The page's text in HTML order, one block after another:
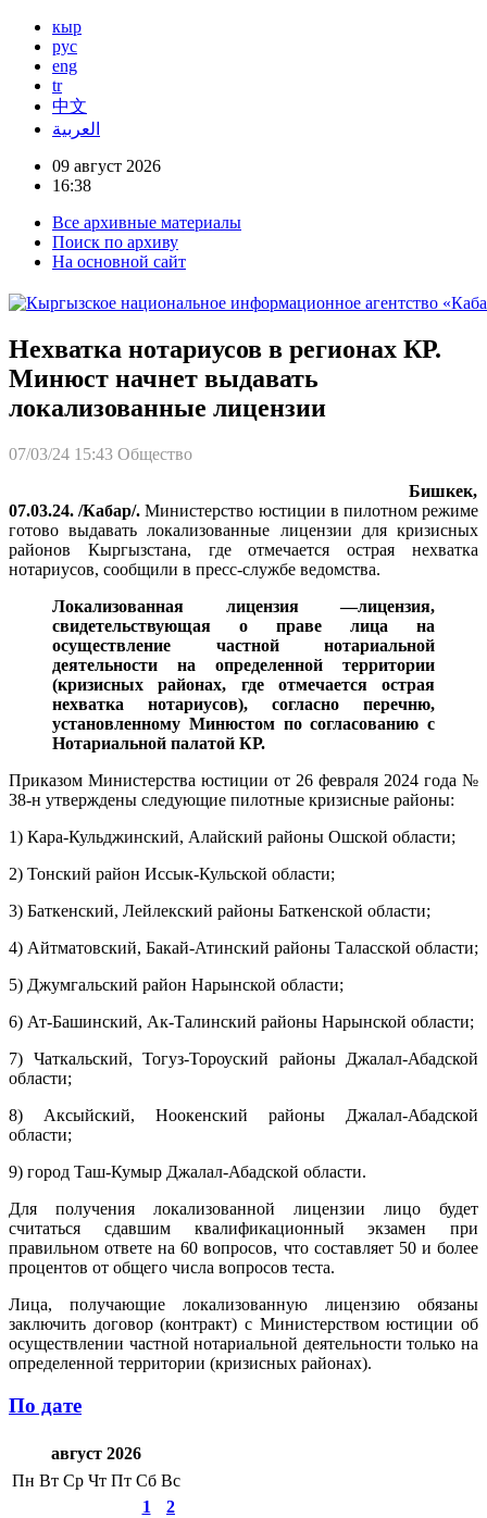
кыр
рус
eng
tr
中文
العربية
09 август 2026
16:38
Все архивные материалы
Поиск по архиву
На основной сайт
Нехватка нотариусов в регионах КР.
Минюст начнет выдавать
локализованные лицензии
07/03/24 15:43 Общество
Бишкек,
07.03.24. /Кабар/.Министерство юстиции в пилотном режиме
готово выдавать локализованные лицензии для кризисных
районов Кыргызстана, где отмечается острая нехватка
нотариусов, сообщили в пресс-службе ведомства.
Локализованная лицензия —лицензия,
свидетельствующая о праве лица на
осуществление частной нотариальной
деятельности на определенной территории
(кризисных районах, где отмечается острая
нехватка нотариусов), согласно перечню,
установленному Минюстом по согласованию с
Нотариальной палатой КР.
Приказом Министерства юстиции от 26 февраля 2024 года №
38-н утверждены следующие пилотные кризисные районы:
1) Кара-Кульджинский, Алайский районы Ошской области;
2) Тонский район Иссык-Кульской области;
3) Баткенский, Лейлекский районы Баткенской области;
4) Айтматовский, Бакай-Атинский районы Таласской области;
5) Джумгальский район Нарынской области;
6) Ат-Башинский, Ак-Талинский районы Нарынской области;
7) Чаткальский, Тогуз-Тороуский районы Джалал-Абадской
области;
8) Аксыйский, Ноокенский районы Джалал-Абадской
области;
9) город Таш-Кумыр Джалал-Абадской области.
Для получения локализованной лицензии лицо будет
считаться сдавшим квалификационный экзамен при
правильном ответе на 60 вопросов, что составляет 50 и более
процентов от общего числа вопросов теста.
Лица, получающие локализованную лицензию обязаны
заключить договор (контракт) с Министерством юстиции об
осуществлении частной нотариальной деятельности только на
определенной территории (кризисных районах).
По дате
август 2026
Пн Вт Ср Чт Пт Сб Вс
1
2